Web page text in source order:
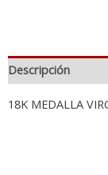
Descripción
18K MEDALLA